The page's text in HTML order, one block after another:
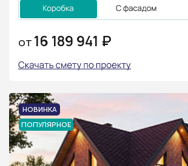
ОТ 16 189 941 ₽
НОВИНКА
ПОПУЛЯРНОЕ